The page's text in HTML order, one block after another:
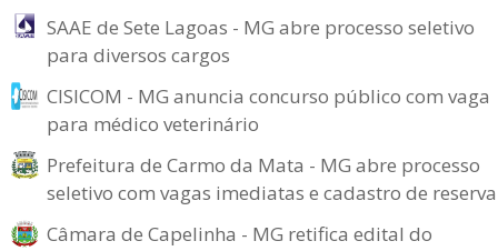
SAAE de Sete Lagoas - MG abre processo seletivo
para diversos cargos
CISICOM - MG anuncia concurso público com vaga
para médico veterinário
Prefeitura de Carmo da Mata - MG abre processo
seletivo com vagas imediatas e cadastro de reserva
Câmara de Capelinha - MG retifica edital do